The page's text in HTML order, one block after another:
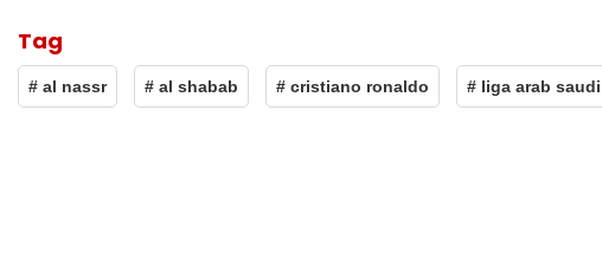
Tag
# al nassr # al shabab # cristiano ronaldo # liga arab saudi